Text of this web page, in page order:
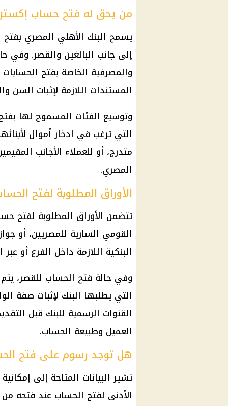
من يحق له فتح حساب
يسمح البنك الأهلي المصري
إلى جانب البالغين والقصر. وفي
والمصرفية الخاصة بفتح
المستندات اللازمة لإثبات السن
وتوسيع الفئات المسموح لها
التي ترغب في ادخار أموال
متدرج، أو للعملاء الأجانب
المصري.
الأوراق المطلوبة لفتح
تتضمن الأوراق المطلوبة لفتح
القومي السارية للمصريين، أو
البنكية اللازمة داخل الفرع أو
وفي حالة فتح الحساب للقصر،
التي يطلبها البنك لإثبات صفة
القنوات الرسمية للبنك قبل
العميل وطبيعة الحساب.
هل توجد رسوم على فتح
تشير البيانات المتاحة إلى
الأدنى لفتح الحساب عند فتحه